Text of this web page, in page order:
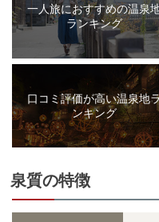
一人旅におすすめの温泉
ランキング
口コミ評価が高い温泉地
ンキング
泉質の特徴